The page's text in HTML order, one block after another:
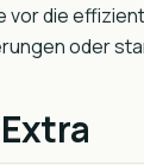
die
oder